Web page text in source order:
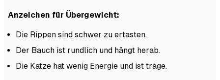
Anzeichen für Übergewicht:
Die Rippen sind schwer zu ertasten.
Der Bauch ist rundlich und hängt herab.
Die Katze hat wenig Energie und ist träge.